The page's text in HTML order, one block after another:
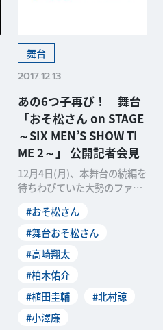
舞台
2017.12.13
あの6つ子再び！ 舞台
「おそ松さん on STAGE
～SIX MEN’S SHOW TI
ME 2～」 公開記者会見
12月4日(月)、本舞台の続編を
待ちわびていた大勢のファン
が来場。6つ子
#おそ松さん
#舞台おそ松さん
#高崎翔太
#柏木佑介
#植田圭輔
#北村諒
#小澤廉